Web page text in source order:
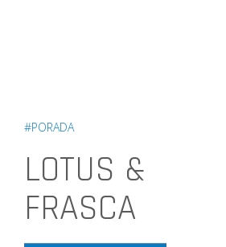
#PORADA
LOTUS &
FRASCA